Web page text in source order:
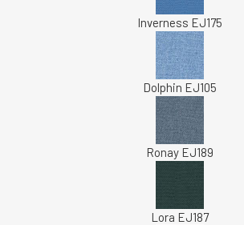
Inverness EJ175
Dolphin EJ105
Ronay EJ189
Lora EJ187